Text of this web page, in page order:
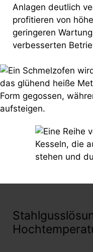
Anlagen deutlich
profitieren von
geringeren
verbesserten